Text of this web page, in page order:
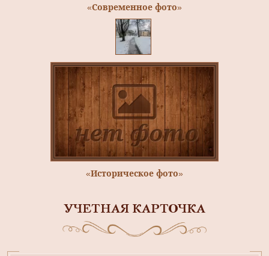
«Современное фото»
«Историческое фото»
УЧЕТНАЯ КАРТОЧКА